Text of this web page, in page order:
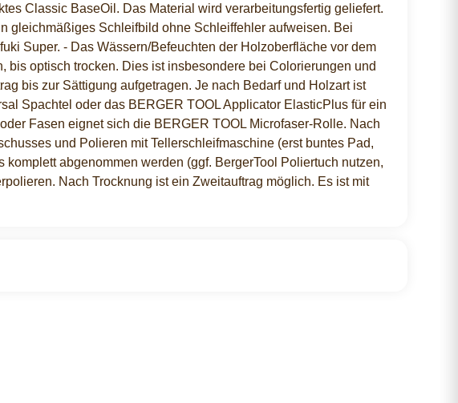
Classic BaseOil. Das Material wird verarbeitungsfertig geliefert.
gleichmäßiges Schleifbild ohne Schleiffehler aufweisen. Bei
Super. - Das Wässern/Befeuchten der Holzoberfläche vor dem
optisch trocken. Dies ist insbesondere bei Colorierungen und
bis zur Sättigung aufgetragen. Je nach Bedarf und Holzart ist
Spachtel oder das BERGER TOOL Applicator ElasticPlus für ein
Fasen eignet sich die BERGER TOOL Microfaser-Rolle. Nach
und Polieren mit Tellerschleifmaschine (erst buntes Pad,
abgenommen werden (ggf. BergerTool Poliertuch nutzen,
Nach Trocknung ist ein Zweitauftrag möglich. Es ist mit